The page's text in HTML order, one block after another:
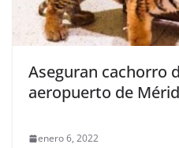
Aseguran cachorro
aeropuerto de
enero 6, 2022